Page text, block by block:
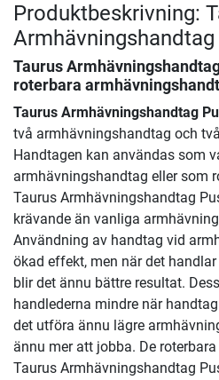
Produktbeskrivning:
Taurus
roterbara
Taurus Armhävningshandtag
två armhävningshandtag och
Handtagen kan användas som
armhävningshandtag eller som
Taurus Armhävningshandtag
krävande än vanliga
Användning av handtag vid
ökad effekt, men när det
blir det ännu bättre resultat.
handlederna mindre när
det utföra ännu lägre
ännu mer att jobba. De
Taurus Armhävningshandtag